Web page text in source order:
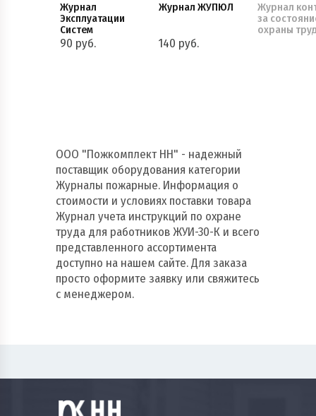
Журнал
Эксплуатации
Систем
Противопожарной
Защиты
90 руб.
Журнал ЖУПЮЛ
140 руб.
Журнал
за
охраны
ООО "Пожкомплект НН" - надежный
поставщик оборудования категории
Журналы пожарные. Информация о
стоимости и условиях поставки товара
Журнал учета инструкций по охране
труда для работников ЖУИ-30-К и всего
представленного ассортимента
доступно на нашем сайте. Для заказа
просто оформите заявку или свяжитесь
с менеджером.